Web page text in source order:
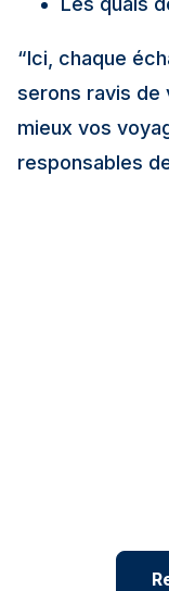
“Ici, chaque
serons ravis de
mieux vos
responsables